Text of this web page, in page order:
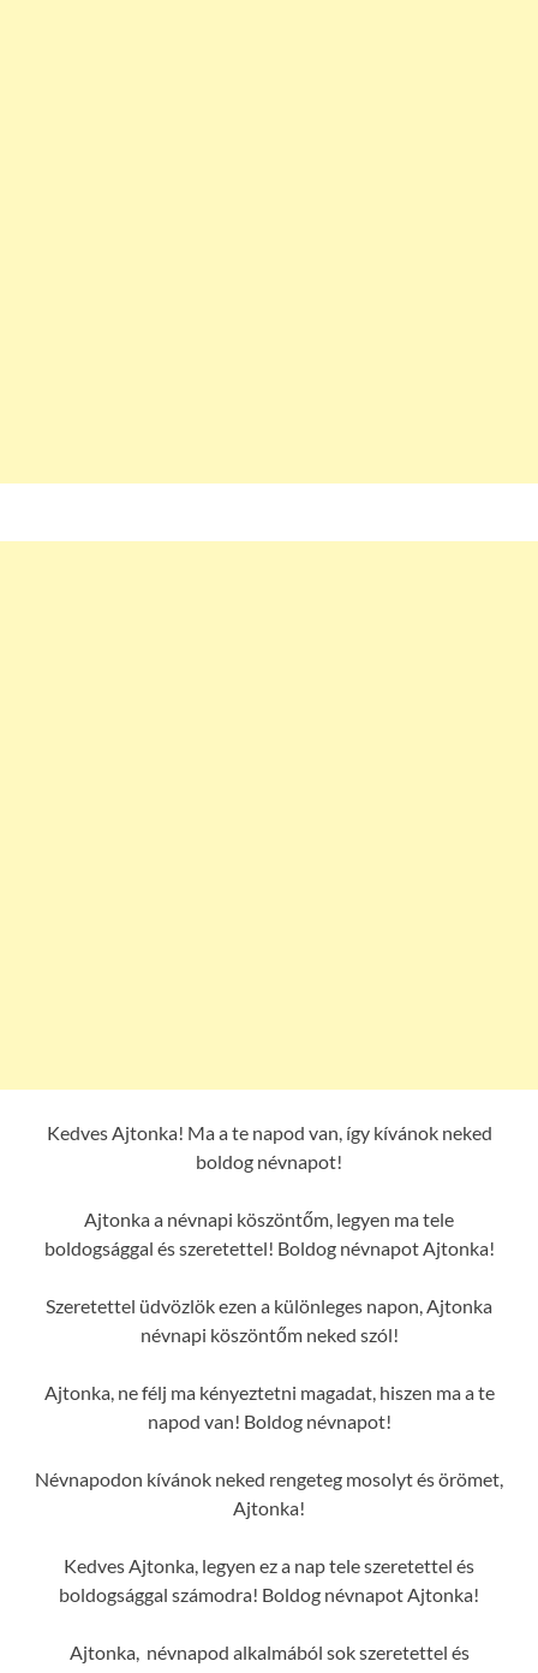
Kedves Ajtonka! Ma a te napod van, így kívánok neked
boldog névnapot!
Ajtonka a névnapi köszöntőm, legyen ma tele
boldogsággal és szeretettel! Boldog névnapot Ajtonka!
Szeretettel üdvözlök ezen a különleges napon, Ajtonka
névnapi köszöntőm neked szól!
Ajtonka, ne félj ma kényeztetni magadat, hiszen ma a te
napod van! Boldog névnapot!
Névnapodon kívánok neked rengeteg mosolyt és örömet,
Ajtonka!
Kedves Ajtonka, legyen ez a nap tele szeretettel és
boldogsággal számodra! Boldog névnapot Ajtonka!
Ajtonka, névnapod alkalmából sok szeretettel és